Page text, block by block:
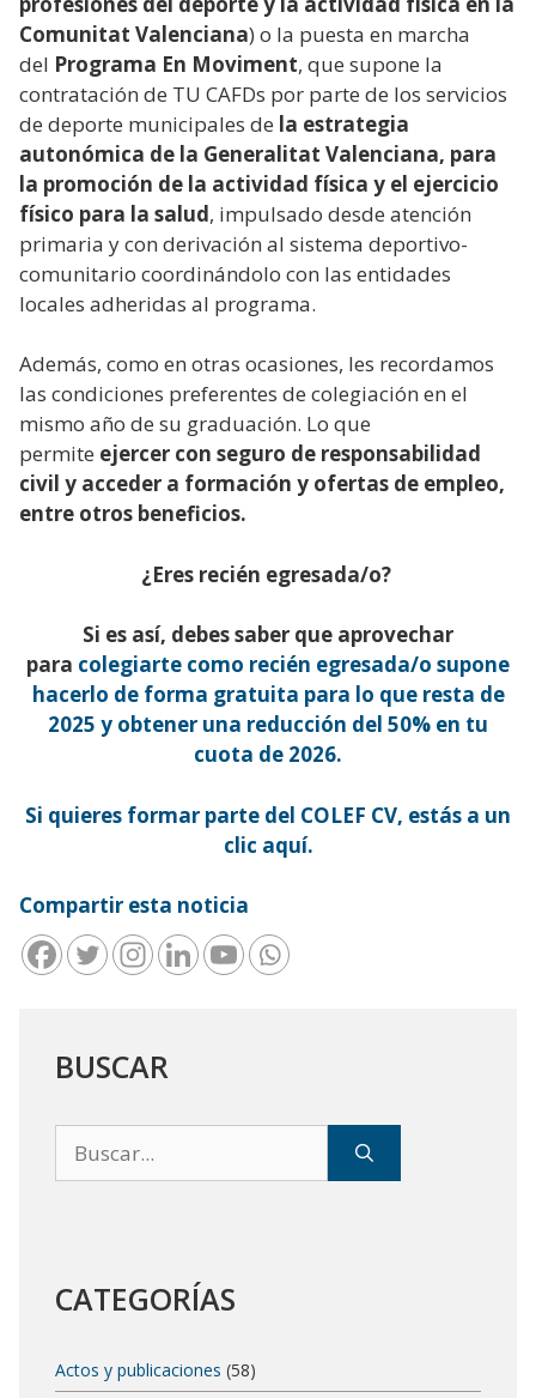
Comunitat Valenciana) o la puesta en marcha
del Programa En Moviment, que supone la
contratación de TU CAFDs por parte de los servicios
de deporte municipales de la estrategia
autonómica de la Generalitat Valenciana, para
la promoción de la actividad física y el ejercicio
físico para la salud, impulsado desde atención
primaria y con derivación al sistema deportivo-
comunitario coordinándolo con las entidades
locales adheridas al programa.
Además, como en otras ocasiones, les recordamos
las condiciones preferentes de colegiación en el
mismo año de su graduación. Lo que
permite ejercer con seguro de responsabilidad
civil y acceder a formación y ofertas de empleo,
entre otros beneficios.
¿Eres recién egresada/o?
Si es así, debes saber que aprovechar
para colegiarte como recién egresada/o supone
hacerlo de forma gratuita para lo que resta de
2025 y obtener una reducción del 50% en tu
cuota de 2026.
Si quieres formar parte del COLEF CV, estás a un
clic aquí.
Compartir esta noticia
BUSCAR
CATEGORÍAS
Actos y publicaciones (58)